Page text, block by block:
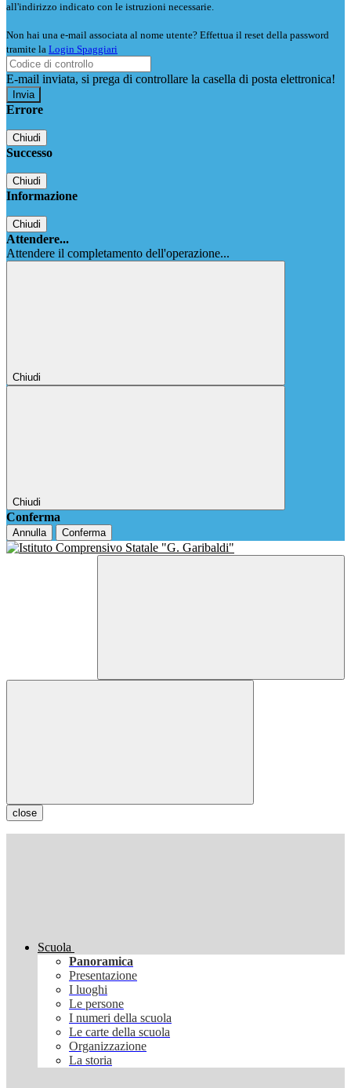
all'indirizzo indicato con le istruzioni necessarie.
Non hai una e-mail associata al nome utente? Effettua il reset della password
tramite la Login Spaggiari
E-mail inviata, si prega di controllare la casella di posta elettronica!
Errore
Chiudi
Successo
Chiudi
Informazione
Chiudi
Attendere...
Attendere il completamento dell'operazione...
Chiudi
Chiudi
Conferma
Annulla Conferma
close
Scuola
Panoramica
Presentazione
I luoghi
Le persone
I numeri della scuola
Le carte della scuola
Organizzazione
La storia